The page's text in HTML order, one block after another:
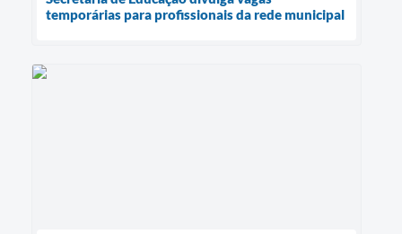
temporárias para profissionais da rede municipal